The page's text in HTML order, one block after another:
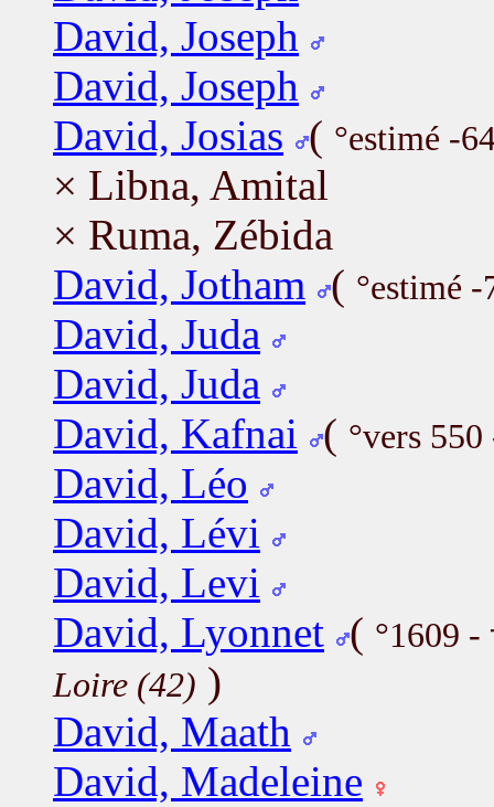
David, Joseph
David, Joseph
David, Josias ( °estimé -
× Libna, Amital
× Ruma, Zébida
David, Jotham ( °estimé
David, Juda
David, Juda
David, Kafnai
( °vers
David, Léo
David, Lévi
David, Levi
David, Lyonnet ( °1609
Loire (42) )
David, Maath
David, Madeleine